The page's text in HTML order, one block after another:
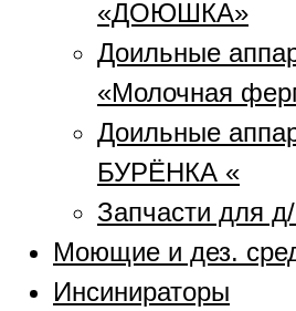
«ДОЮШКА»
Доильные
«Молочная
Доильные
БУРЁНКА «
Запчасти для
Моющие и дез.
Инсинираторы